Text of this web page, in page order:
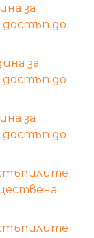
за
достъп до
за
достъп до
за
достъп до